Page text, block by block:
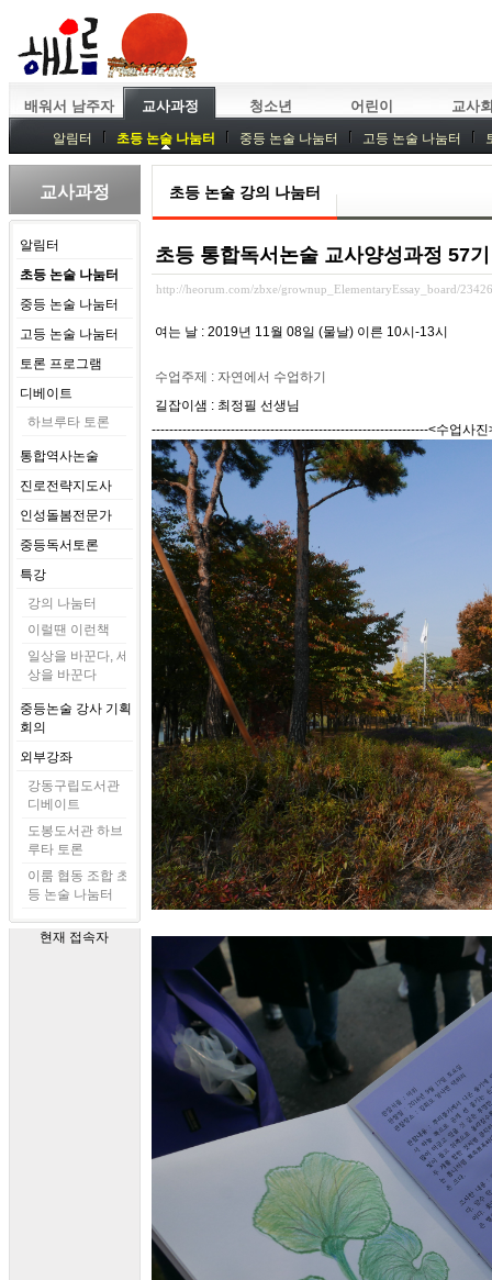
배워서 남주자 교사과정 청소년 어린이 교사
알림터 초등 논술 나눔터 중등 논술 나눔터 고등 논술 나눔터
중등독서토론
특강 중등논술 강사 기획회의 외부강좌
교사과정
알림터
초등 논술 나눔터
중등 논술 나눔터
고등 논술 나눔터
토론 프로그램
디베이트
하브루타 토론
통합역사논술
진로전략지도사
인성돌봄전문가
중등독서토론
특강
강의 나눔터
이럴땐 이런책
일상을 바꾼다, 세
상을 바꾼다
중등논술 강사 기획
회의
외부강좌
강동구립도서관
디베이트
도봉도서관 하브
루타 토론
이룸 협동 조합 초
등 논술 나눔터
현재 접속자
초등 논술 강의 나눔터
초등 통합독서논술 교사양성과정 57
http://heorum.com/zbxe/grownup_ElementaryEssay_board/
여는 날 : 2019년 11월 08일 (물날) 이른 10시-13시
수업주제 : 자연에서 수업하기
길잡이샘 : 최정필 선생님
---------------------------------------------------------------<수업사